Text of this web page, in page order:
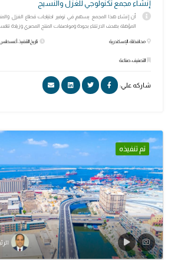
إنشاء مجمع تكنولوجي للغزل والنسيج
أن إنشاء هذا المجمع يسهم في توفير احتياجات قطاع الغزل
المؤهلة بهدف الارتقاء بجودة ومواصفات المنتج المصري وزيادة
محافظة: الإسكندرية
التصنيف: صناعة
تاريخ التنفيذ: أغسطس ٢٠٢١
شاركه علي:
تم تنفيذه